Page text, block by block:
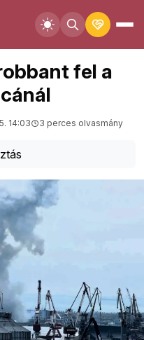
fel a
14:03 3 perces olvasmány